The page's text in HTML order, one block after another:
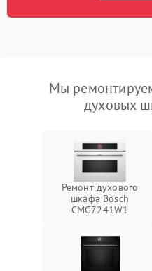
Мы
духовых
Ремонт духового
шкафа Bosch
CMG7241W1